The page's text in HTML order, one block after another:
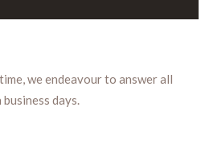
we endeavour to answer all
days.